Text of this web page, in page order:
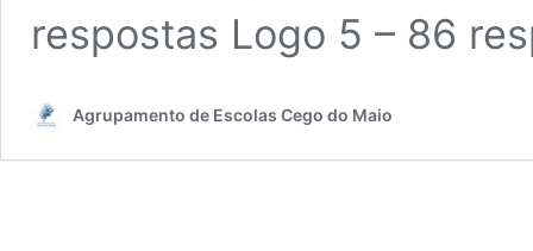
respostas Logo 5 – 86
Agrupamento de Escolas Cego do Maio